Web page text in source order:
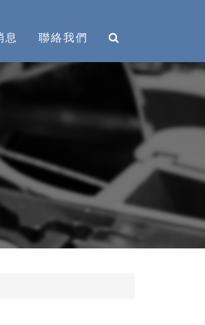
息 聯絡我們